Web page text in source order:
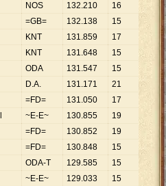
NOS 132.210 16 8
263
=GB= 132.138 15
809
KNT 131.859 17 . 756
KNT 131.648 15
777
ODA 131.547 15
770
D.A. 131.171 21
246
=FD= 131.050 17
~E-E~ 130.855 19
887
=FD= 130.852 19
887
=FD= 130.848 15
723
ODA-T 129.585 15 8
639
~E-E~ 129.033 15